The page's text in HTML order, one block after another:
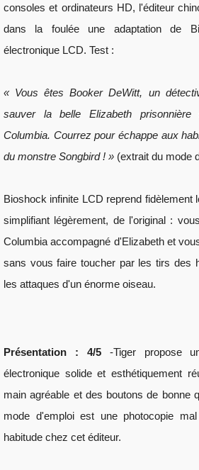
consoles et ordinateurs HD, l'éditeur
dans la foulée une adaptation de
électronique LCD. Test :
« Vous êtes Booker DeWitt, un
sauver la belle Elizabeth
Columbia. Courrez pour échappe aux
du monstre Songbird ! » (extrait du mode
Bioshock infinite LCD reprend fidèlement
simplifiant légèrement, de l'original :
Columbia accompagné d'Elizabeth et
sans vous faire toucher par les tirs des
les attaques d'un énorme oiseau.
Présentation : 4/5 -Tiger propose
électronique solide et esthétiquement
main agréable et des boutons de bonne
mode d'emploi est une photocopie
habitude chez cet éditeur.